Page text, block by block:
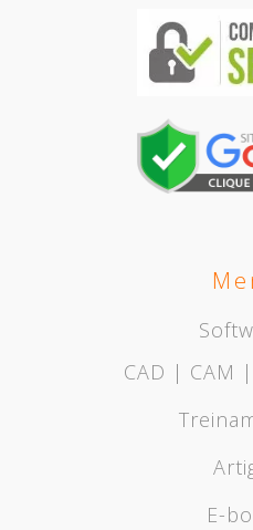
CAD | CAM
E-